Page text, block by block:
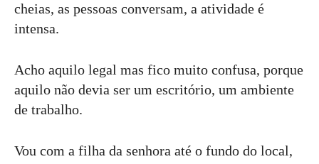
cheias, as pessoas conversam, a atividade é
intensa.
Acho aquilo legal mas fico muito confusa, porque
aquilo não devia ser um escritório, um ambiente
de trabalho.
Vou com a filha da senhora até o fundo do local,